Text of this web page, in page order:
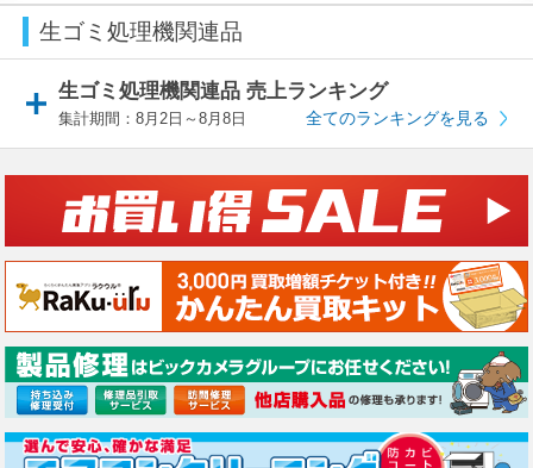
生ゴミ処理機関連品
生ゴミ処理機関連品 売上ランキング
集計期間：8月2日～8月8日 全てのランキングを見る